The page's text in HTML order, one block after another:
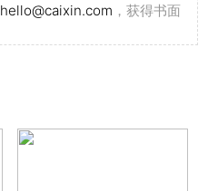
hello@caixin.com ，获得书面